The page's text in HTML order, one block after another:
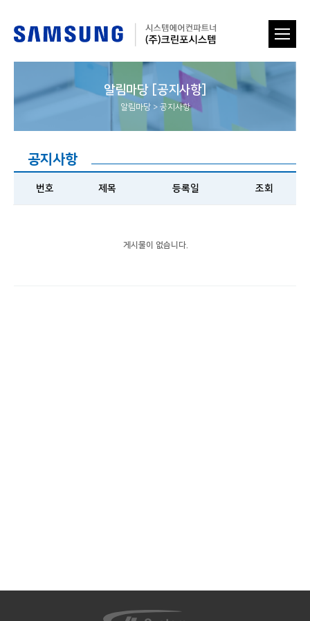
알림마당 [공지사항]
알림마당 > 공지사항
공지사항
번호 제목 등록일 조회
게시물이 없습니다.